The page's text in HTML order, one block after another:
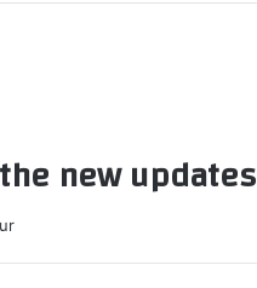
new updates!